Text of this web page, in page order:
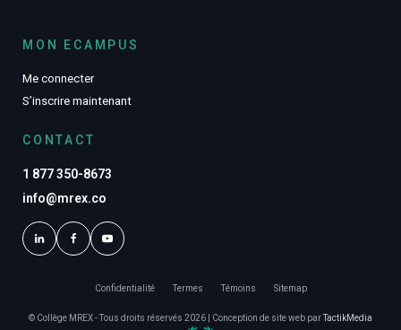
MON ECAMPUS
Me connecter
S’inscrire maintenant
CONTACT
1 877 350-8673
info@mrex.co
© Collège MREX - Tous droits réservés 2026 | Conception de site web parTactikMedia
Confidentialité Termes Témoins Sitemap